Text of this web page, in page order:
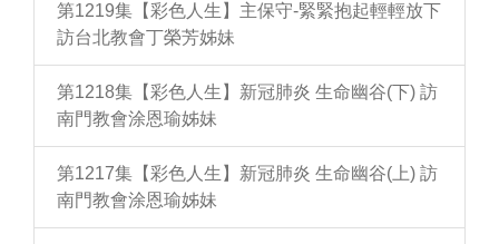
第1219集【彩色人生】主保守-緊緊抱起輕輕放下
訪台北教會丁榮芳姊妹
第1218集【彩色人生】新冠肺炎 生命幽谷(下) 訪
南門教會涂恩瑜姊妹
第1217集【彩色人生】新冠肺炎 生命幽谷(上) 訪
南門教會涂恩瑜姊妹